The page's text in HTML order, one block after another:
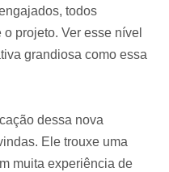
todos
projeto. Ver esse nível
grandiosa como essa
dessa nova
Ele trouxe uma
muita experiência de